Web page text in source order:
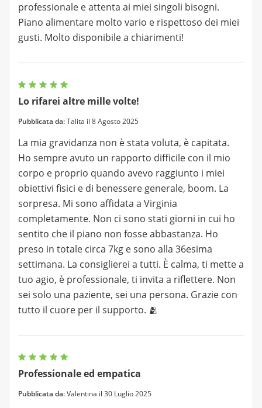
professionale e attenta ai miei singoli bisogni.
Piano alimentare molto vario e rispettoso dei miei
gusti. Molto disponibile a chiarimenti!
Lo rifarei altre mille volte!
Pubblicata da:Talita il 8 Agosto 2025
La mia gravidanza non è stata voluta, è capitata.
Ho sempre avuto un rapporto difficile con il mio
corpo e proprio quando avevo raggiunto i miei
obiettivi fisici e di benessere generale, boom. La
sorpresa. Mi sono affidata a Virginia
completamente. Non ci sono stati giorni in cui ho
sentito che il piano non fosse abbastanza. Ho
preso in totale circa 7kg e sono alla 36esima
settimana. La consiglierei a tutti. È calma, ti mette a
tuo agio, è professionale, ti invita a riflettere. Non
sei solo una paziente, sei una persona. Grazie con
tutto il cuore per il supporto. 🫂
Professionale ed empatica
Pubblicata da:Valentina il 30 Luglio 2025